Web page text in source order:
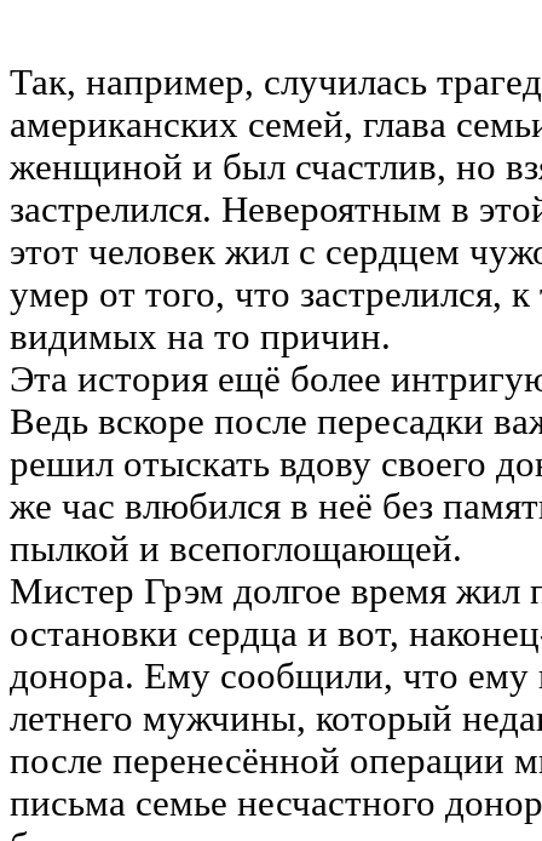
Так, например, случилась
американских семей, глава
женщиной и был счастлив, но
застрелился. Невероятным в
этот человек жил с сердцем
умер от того, что застрелился,
видимых на то причин.
Эта история ещё более
Ведь вскоре после пересадки
решил отыскать вдову своего
же час влюбился в неё без
пылкой и всепоглощающей.
Мистер Грэм долгое время жил
остановки сердца и вот,
донора. Ему сообщили, что ему
летнего мужчины, который
после перенесённой операции
письма семье несчастного